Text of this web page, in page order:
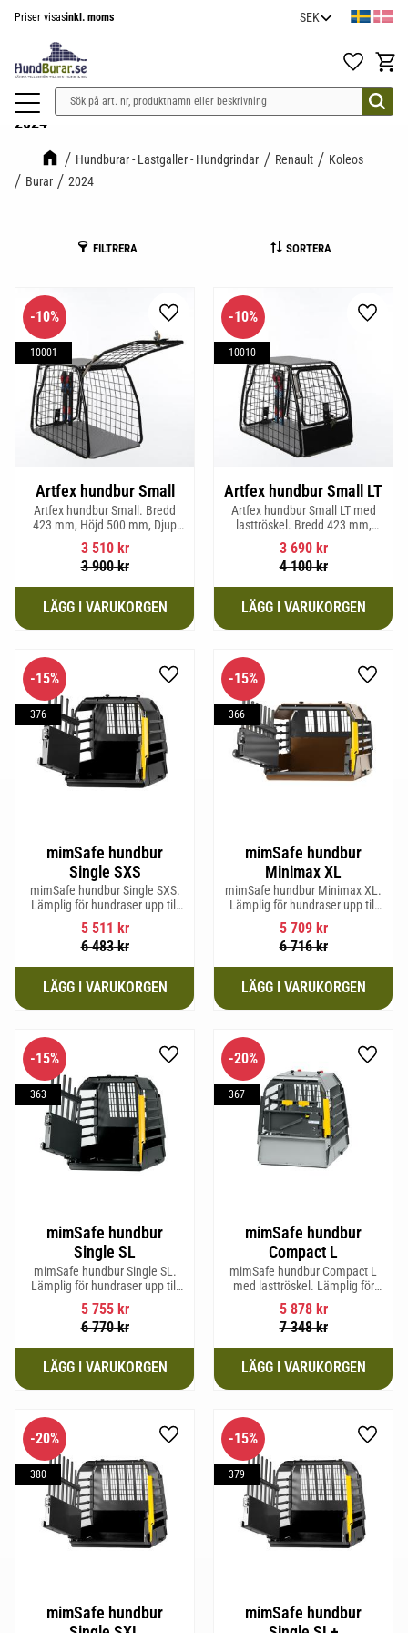
Priser visasinkl. moms
Favoriter
2024
Hundburar - Lastgaller - Hundgrindar Renault
Koleos
Burar
2024
FILTRERA SORTERA
Artfex hundbur Small
Artfex hundbur Small. Bredd
423 mm, Höjd 500 mm, Djup
670 mm och vikt 12,1 kg.
3 510kr
3 900kr
10%
10001
Lägg till i favoriter
Artfex hundbur Small LT
Artfex hundbur Small LT med
lasttröskel. Bredd 423 mm,
Höjd 500 mm, Djup 670 mm
och Vikt 12,9 kg.
3 690kr
4 100kr
10%
10010
Lägg
mimSafe hundbur
Single SXS
mimSafe hundbur Single SXS.
Lämplig för hundraser upp till
52 cm i mankhöjd.
5 511 kr
6 483kr
15%
376
Lägg till i favoriter
mimSafe hundbur
Minimax XL
mimSafe hundbur Minimax XL.
Lämplig för hundraser upp till
38 cm i mankhöjd.
5 709kr
6 716kr
15%
366
Lägg
mimSafe hundbur
Single SL
mimSafe hundbur Single SL.
Lämplig för hundraser upp till
58 cm i mankhöjd.
5 755kr
6 770kr
15%
363
Lägg till i favoriter
mimSafe hundbur
Compact L
mimSafe hundbur Compact L
med lasttröskel. Lämplig för
hundraser upp till 58 cm i
mankhöjd.
5 878kr
7 348kr
20%
367
Lägg
mimSafe hundbur
20%
380
Lägg till i favoriter
mimSafe hundbur
15%
379
Lägg